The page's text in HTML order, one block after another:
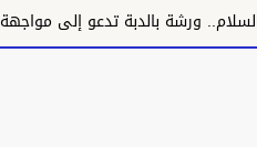
تدعو إلى مواجهة خطاب الكراهية